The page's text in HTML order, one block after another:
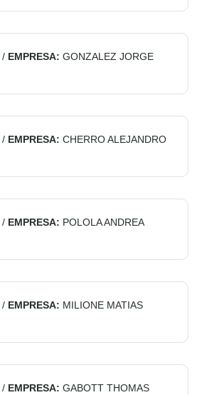
/ EMPRESA: GONZALEZ JORGE
/ EMPRESA: CHERRO ALEJANDRO
/ EMPRESA: POLOLA ANDREA
/ EMPRESA: MILIONE MATIAS
/ EMPRESA: GABOTT THOMAS